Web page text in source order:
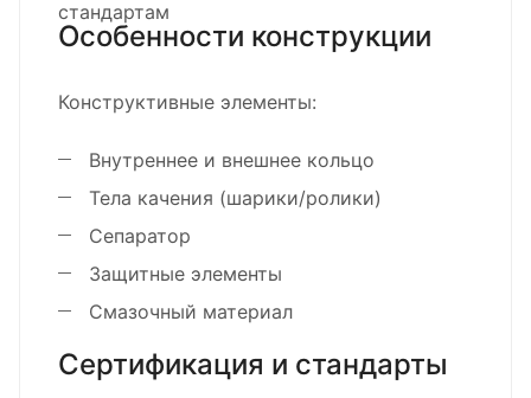
стандартам
Особенности конструкции
Конструктивные элементы:
Внутреннее и внешнее кольцо
Тела качения (шарики/ролики)
Сепаратор
Защитные элементы
Смазочный материал
Сертификация и стандарты